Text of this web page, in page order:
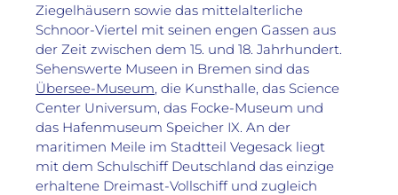
Ziegelhäusern sowie das mittelalterliche
Schnoor-Viertel mit seinen engen Gassen aus
der Zeit zwischen dem 15. und 18. Jahrhundert.
Übersee-Museum, die Kunsthalle, das Science
Center Universum, das Focke-Museum und
das Hafenmuseum Speicher IX. An der
maritimen Meile im Stadtteil Vegesack liegt
mit dem Schulschiff Deutschland das einzige
erhaltene Dreimast-Vollschiff und zugleich